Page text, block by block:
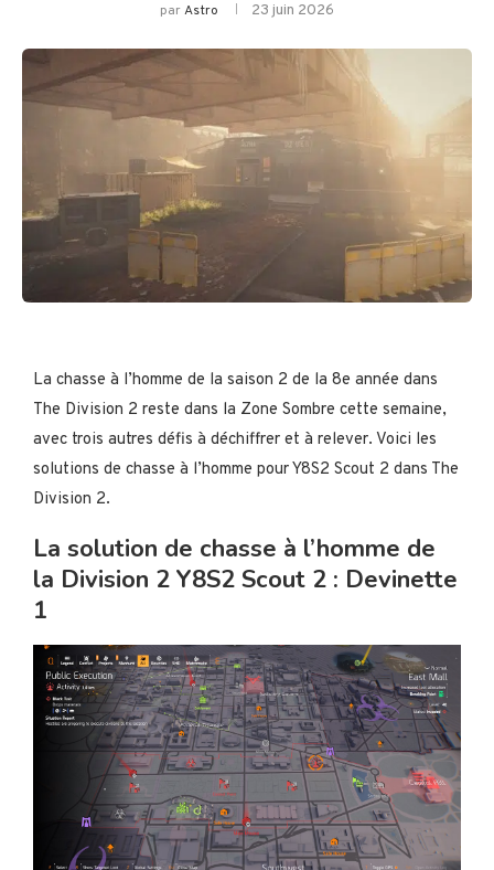
parAstro 23 juin 2026
La chasse à l’homme de la saison 2 de la 8e année dans
The Division 2 reste dans la Zone Sombre cette semaine,
avec trois autres défis à déchiffrer et à relever. Voici les
solutions de chasse à l’homme pour Y8S2 Scout 2 dans The
Division 2.
La solution de chasse à l’homme de
la Division 2 Y8S2 Scout 2 : Devinette
1